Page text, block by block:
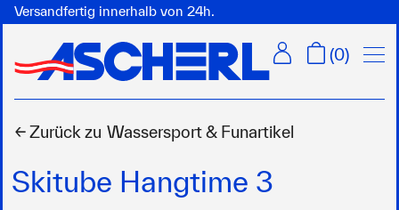
Versandfertig innerhalb von 24h.
(0)
← Zurück zu Wassersport & Funartikel
Skitube Hangtime 3